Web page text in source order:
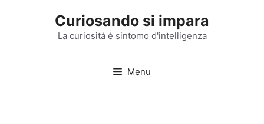
Curiosando si impara
La curiosità è sintomo d'intelligenza
Menu